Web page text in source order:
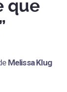
que
Melissa Klug